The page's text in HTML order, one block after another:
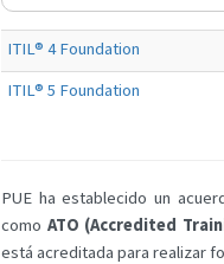
ITIL® 4 Foundation
ITIL® 5 Foundation
PUE ha establecido un
como ATO (Accredited
está acreditada para realizar